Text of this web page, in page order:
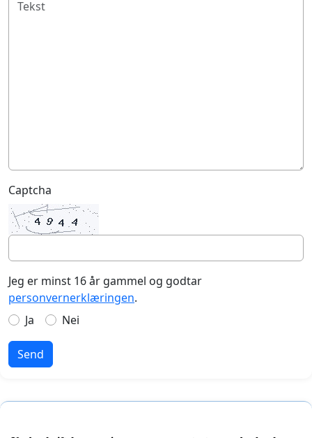
Captcha
Jeg er minst 16 år gammel og godtar
personvernerklæringen.
Ja
Nei
Send